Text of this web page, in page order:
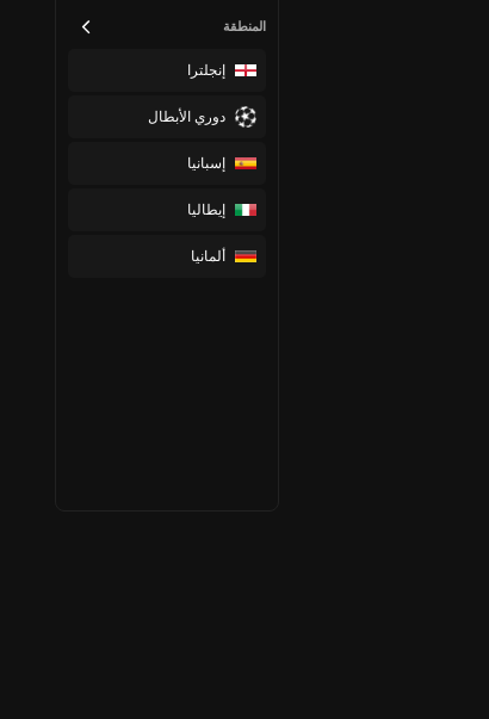
المنطقة
إنجلترا
دوري الأبطال
إسبانيا
إيطاليا
ألمانيا